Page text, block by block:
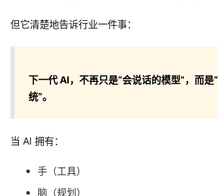
但它清楚地告诉行业一件事：
下一代 AI，不再只是“会说话的模型”，而是
统”。
当 AI 拥有：
手（工具）
脑（规划）